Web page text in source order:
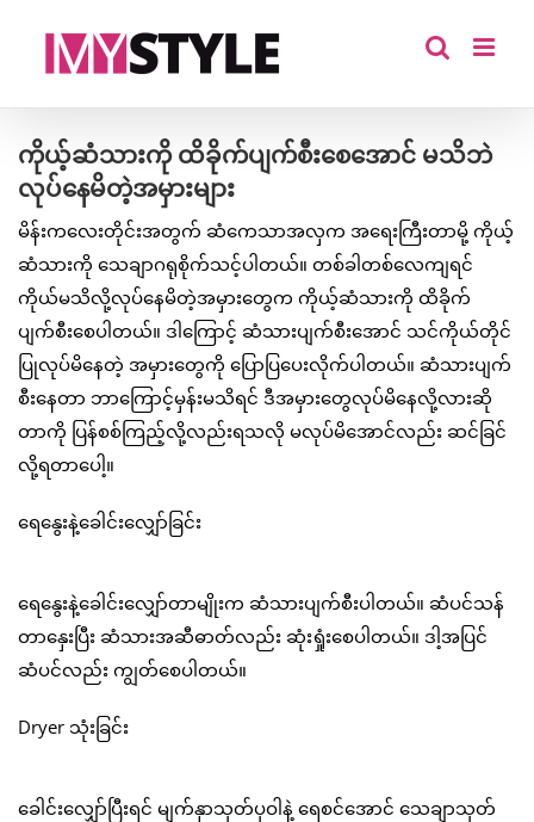
ကိုယ့်ဆံသားကို ထိခိုက်ပျက်စီးစေအောင် မသိဘဲ
လုပ်နေမိတဲ့အမှားများ
မိန်းကလေးတိုင်းအတွက် ဆံကေသာအလှက အရေးကြီးတာမို့ ကိုယ့်
ဆံသားကို သေချာဂရုစိုက်သင့်ပါတယ်။ တစ်ခါတစ်လေကျရင်
ကိုယ်မသိလို့လုပ်နေမိတဲ့အမှားတွေက ကိုယ့်ဆံသားကို ထိခိုက်
ပျက်စီးစေပါတယ်။ ဒါကြောင့် ဆံသားပျက်စီးအောင် သင်ကိုယ်တိုင်
ပြုလုပ်မိနေတဲ့ အမှားတွေကို ပြောပြပေးလိုက်ပါတယ်။ ဆံသားပျက်
စီးနေတာ ဘာကြောင့်မှန်းမသိရင် ဒီအမှားတွေလုပ်မိနေလို့လားဆို
တာကို ပြန်စစ်ကြည့်လို့လည်းရသလို မလုပ်မိအောင်လည်း ဆင်ခြင်
လို့ရတာပေါ့။
ရေနွေးနဲ့ခေါင်းလျှော်ခြင်း
ရေနွေးနဲ့ခေါင်းလျှော်တာမျိုးက ဆံသားပျက်စီးပါတယ်။ ဆံပင်သန်
တာနှေးပြီး ဆံသားအဆီဓာတ်လည်း ဆုံးရှုံးစေပါတယ်။ ဒါ့အပြင်
ဆံပင်လည်း ကျွတ်စေပါတယ်။
Dryer သုံးခြင်း
ခေါင်းလျှော်ပြီးရင် မျက်နှာသုတ်ပုဝါနဲ့ ရေစင်အောင် သေချာသုတ်